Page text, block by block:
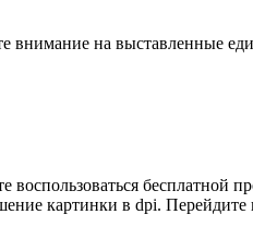
внимание на выставленные
воспользоваться бесплатной
картинки в dpi.